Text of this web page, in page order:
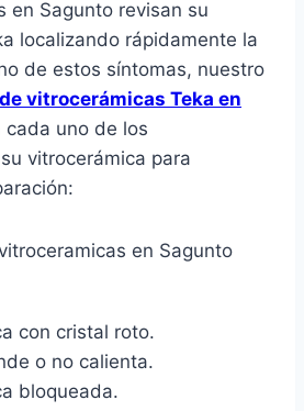
en Sagunto revisan su
localizando rápidamente la
de estos síntomas, nuestro
vitrocerámicas Teka en
cada uno de los
vitrocerámica para
con cristal roto.
o no calienta.
bloqueada.